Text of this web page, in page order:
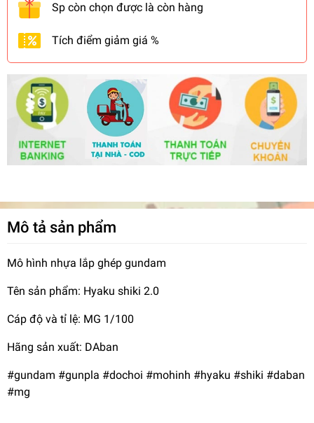
Sp còn chọn được là còn hàng
Tích điểm giảm giá %
Mô tả sản phẩm
Mô hình nhựa lắp ghép gundam
Tên sản phẩm: Hyaku shiki 2.0
Cáp độ và tỉ lệ: MG 1/100
Hãng sản xuất: DAban
#gundam #gunpla #dochoi #mohinh #hyaku #shiki #daban
#mg